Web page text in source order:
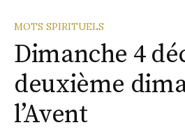
MOTS SPIRITUELS
Dimanche 4
deuxième
l’Avent